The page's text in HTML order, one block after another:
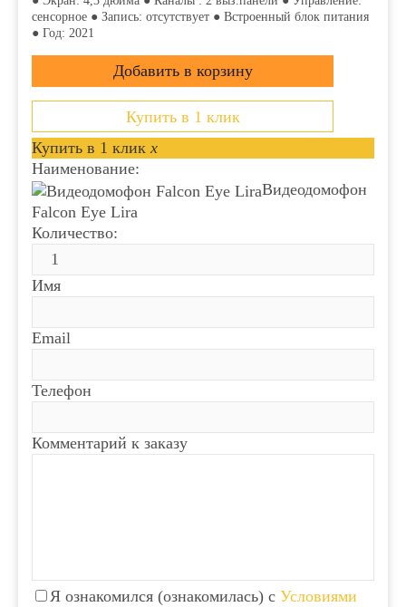
сенсорное ● Запись: отсутствует ● Встроенный блок питания
● Год: 2021
Купить в 1 клик
Купить в 1 клик x
Наименование:
Видеодомофон
Falcon Eye Lira
Количество:
Имя
Email
Телефон
Комментарий к заказу
Я ознакомился (ознакомилась) с Условиями